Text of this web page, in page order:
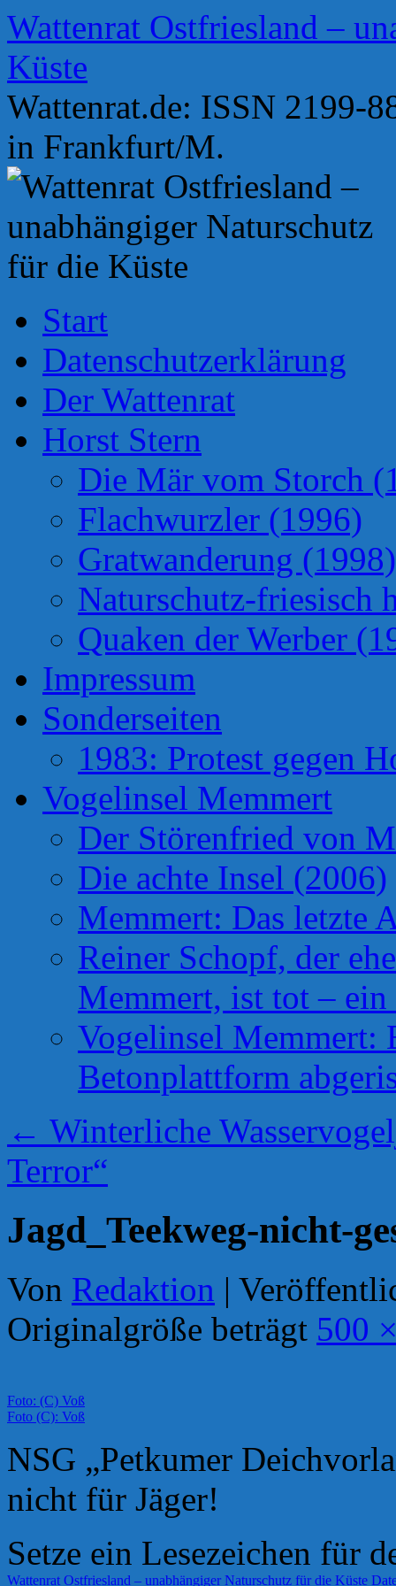
Zum
Inhalt
springen
Wattenrat Ostfriesland –
Küste
Wattenrat.de: ISSN 2199-
in Frankfurt/M.
Start
Datenschutzerklärung
Der Wattenrat
Horst Stern
Die Mär vom Storch
Flachwurzler (1996)
Gratwanderung (1998)
Naturschutz-friesisch
Quaken der Werber
Impressum
Sonderseiten
1983: Protest gegen
Vogelinsel Memmert
Der Störenfried von
Die achte Insel (2006)
Memmert: Das letzte
Reiner Schopf, der
Memmert, ist tot –
Vogelinsel Memmert:
Betonplattform
← Winterliche
Terror“
Jagd_Teekweg-nicht-
Von Redaktion |
Originalgröße beträgt 500
Foto: (C) Voß
Foto (C): Voß
NSG „Petkumer
nicht für Jäger!
Setze ein Lesezeichen für
Wattenrat Ostfriesland – unabhängiger Naturschutz für die Küste